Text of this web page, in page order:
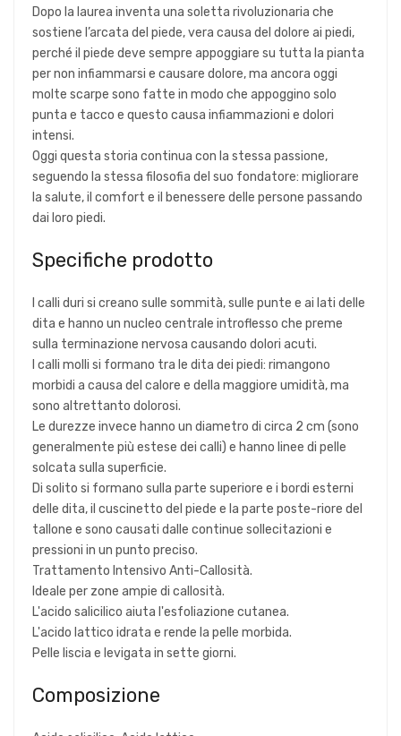
Dopo la laurea inventa una soletta rivoluzionaria che
sostiene l’arcata del piede, vera causa del dolore ai piedi,
perché il piede deve sempre appoggiare su tutta la pianta
per non infiammarsi e causare dolore, ma ancora oggi
molte scarpe sono fatte in modo che appoggino solo
punta e tacco e questo causa infiammazioni e dolori
intensi.
Oggi questa storia continua con la stessa passione,
seguendo la stessa filosofia del suo fondatore: migliorare
la salute, il comfort e il benessere delle persone passando
dai loro piedi.
Specifiche prodotto
I calli duri si creano sulle sommità, sulle punte e ai lati delle
dita e hanno un nucleo centrale introflesso che preme
sulla terminazione nervosa causando dolori acuti.
I calli molli si formano tra le dita dei piedi: rimangono
morbidi a causa del calore e della maggiore umidità, ma
sono altrettanto dolorosi.
Le durezze invece hanno un diametro di circa 2 cm (sono
generalmente più estese dei calli) e hanno linee di pelle
solcata sulla superficie.
Di solito si formano sulla parte superiore e i bordi esterni
delle dita, il cuscinetto del piede e la parte poste-riore del
tallone e sono causati dalle continue sollecitazioni e
pressioni in un punto preciso.
Trattamento Intensivo Anti-Callosità.
Ideale per zone ampie di callosità.
L'acido salicilico aiuta l'esfoliazione cutanea.
L'acido lattico idrata e rende la pelle morbida.
Pelle liscia e levigata in sette giorni.
Composizione